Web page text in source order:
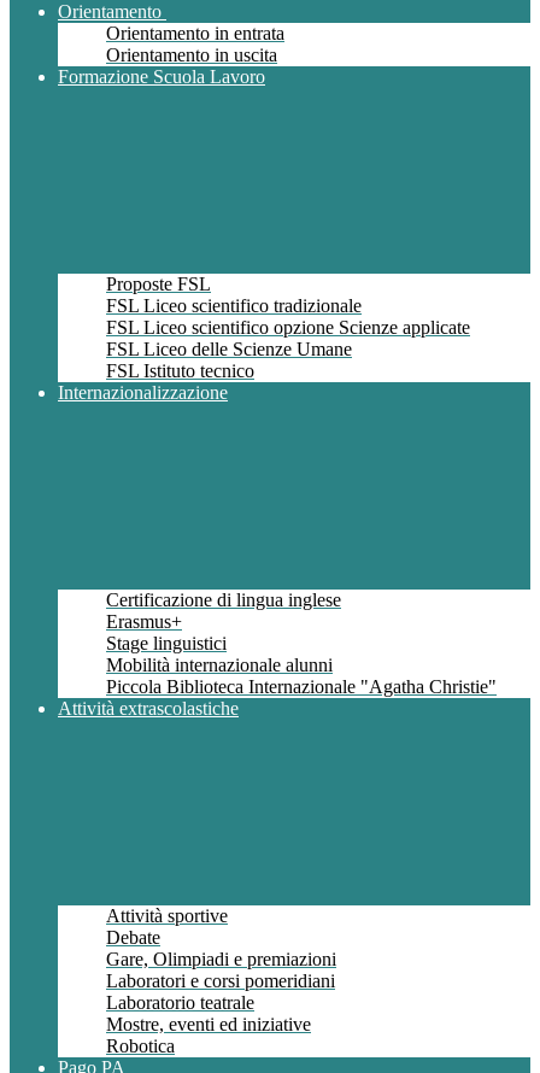
Orientamento
Orientamento in entrata
Orientamento in uscita
Formazione Scuola Lavoro
Proposte FSL
FSL Liceo scientifico tradizionale
FSL Liceo scientifico opzione Scienze applicate
FSL Liceo delle Scienze Umane
FSL Istituto tecnico
Internazionalizzazione
Certificazione di lingua inglese
Erasmus+
Stage linguistici
Mobilità internazionale alunni
Piccola Biblioteca Internazionale "Agatha Christie"
Attività extrascolastiche
Attività sportive
Debate
Gare, Olimpiadi e premiazioni
Laboratori e corsi pomeridiani
Laboratorio teatrale
Mostre, eventi ed iniziative
Robotica
Pago PA